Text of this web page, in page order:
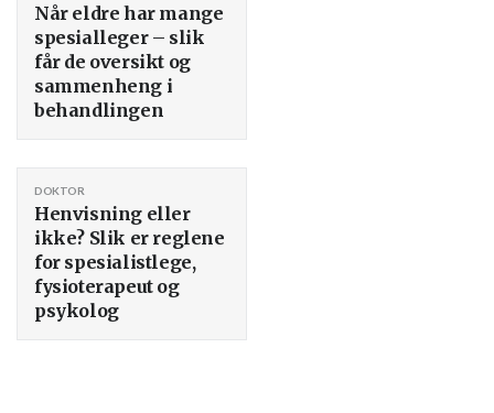
Når eldre har mange
spesialleger – slik
får de oversikt og
sammenheng i
behandlingen
Henvisning eller
ikke? Slik er reglene
for spesialistlege,
fysioterapeut og
psykolog
DOKTOR